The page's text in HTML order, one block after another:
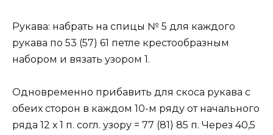
Рукава: набрать на спицы № 5 для каждого
рукава по 53 (57) 61 петле крестообразным
набором и вязать узором 1.
Одновременно прибавить для скоса рукава с
обеих сторон в каждом 10-м ряду от начального
ряда 12 х 1 п. согл. узору = 77 (81) 85 п. Через 40,5